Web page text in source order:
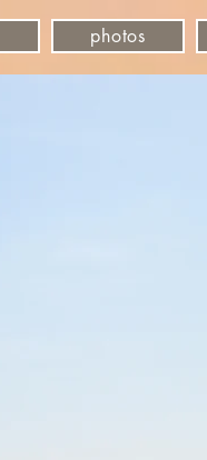
photos